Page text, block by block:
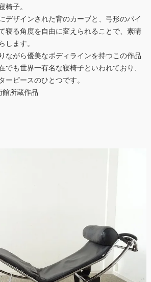
椅子。
デザインされた背のカーブと、弓形のパイ
寝る角度を自由に変えられることで、素晴
します。
ながら優美なボディラインを持つこの作品
でも世界一有名な寝椅子といわれており、
ーピースのひとつです。
所蔵作品